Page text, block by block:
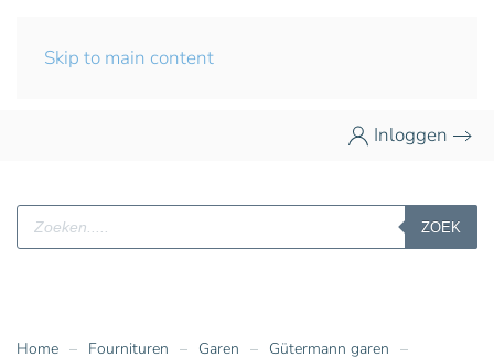
Skip to main content
Inloggen
Producten
zoeken
ZOEK
Home Fournituren Garen
Gütermann garen